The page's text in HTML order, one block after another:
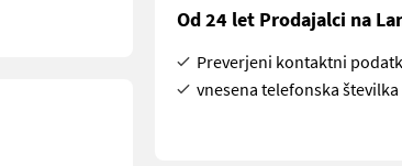
Od 24 let Prodajalci na
Preverjeni kontaktni
vnesena telefonska številka